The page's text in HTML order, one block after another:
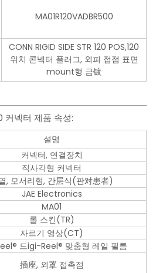
MA01R120VADBR500
CONN RIGID SIDE STR 120 POS,120
위치 콘넥터 플러그, 외피 접점 표면
mount형 금镀
커넥터 제품 속성:
설명
커넥터, 연결장치
직사각형 커넥터
, 모서리형, 간层식(판对患者)
JAE Electronics
MA01
롤 스킨(TR)
자르기 영상(CT)
드igi-Reel® 맞춤형 레일 필름
插座, 외罩 접촉점